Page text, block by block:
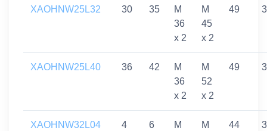
XAOHNW25L32 30 35
M
36
x 2
M
45
x 2
49
XAOHNW25L40 36 42
M
36
x 2
M
52
x 2
49
XAOHNW32L04 4 6
M
M
44